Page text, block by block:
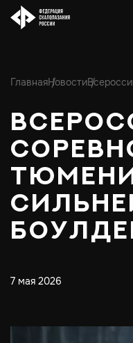
ГлавнаяНовости
7 мая 2026